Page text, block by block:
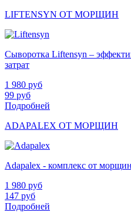
LIFTENSYN ОТ МОРЩИН
Сыворотка Liftensyn –
затрат
1 980 руб
99 руб
Подробней
ADAPALEX ОТ МОРЩИН
Adapalex - комплекс от
1 980 руб
147 руб
Подробней